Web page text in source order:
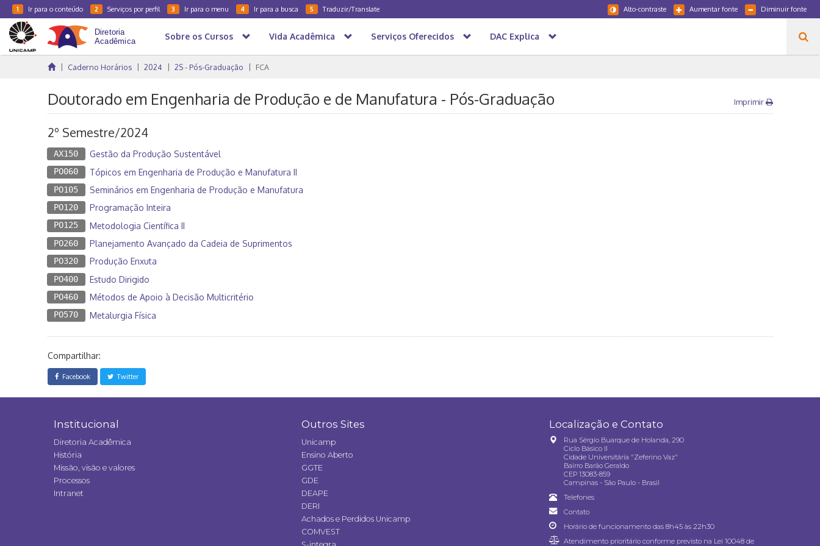
1 Ir para o conteúdo 2 Serviços por perfil 3 Ir para o menu 4 Ir para a busca 5 Traduzir/Translate Diminuir fonte
Aumentar fonte
Alto-contraste
Sobre os Cursos Vida Acadêmica Serviços Oferecidos DAC Explica
Caderno Horários 2024 2S - Pós-Graduação FCA
Doutorado em Engenharia de Produção e de Manufatura - Pós-Graduação Imprimir
2º Semestre/2024
AX150 Gestão da Produção Sustentável
PO060 Tópicos em Engenharia de Produção e Manufatura II
PO105 Seminários em Engenharia de Produção e Manufatura
PO120 Programação Inteira
PO125 Metodologia Científica II
PO260 Planejamento Avançado da Cadeia de Suprimentos
PO320 Produção Enxuta
PO400 Estudo Dirigido
PO460 Métodos de Apoio à Decisão Multicritério
PO570 Metalurgia Física
Compartilhar:
Facebook Twitter
Institucional
Diretoria Acadêmica
História
Missão, visão e valores
Processos
Intranet
Outros Sites
Unicamp
Ensino Aberto
GGTE
GDE
DEAPE
DERI
Achados e Perdidos Unicamp
COMVEST
Localização e Contato
Rua Sérgio Buarque de Holanda, 290
Ciclo Básico II
Cidade Universitária "Zeferino Vaz"
Bairro Barão Geraldo
CEP 13083-859
Campinas - São Paulo - Brasil
Telefones
Contato
Horário de funcionamento das 8h45 às 22h30
Atendimento prioritário conforme previsto na Lei 10048 de